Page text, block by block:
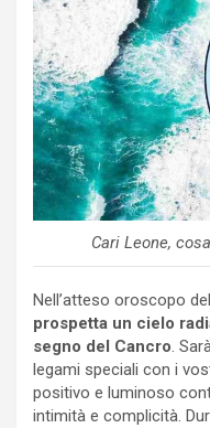
Cari Leone,
Nell’atteso oroscopo
prospetta un cielo
segno del Cancro.
legami speciali con i
positivo e luminoso
intimità e complicità.